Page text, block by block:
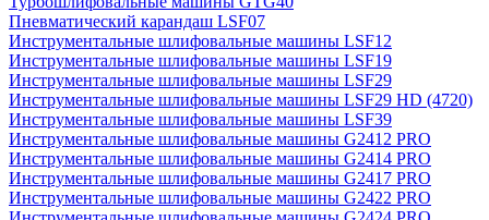
Пневматический карандаш LSF07
Инструментальные шлифовальные машины LSF12
Инструментальные шлифовальные машины LSF19
Инструментальные шлифовальные машины LSF29
Инструментальные шлифовальные машины LSF29 HD (4720)
Инструментальные шлифовальные машины LSF39
Инструментальные шлифовальные машины G2412 PRO
Инструментальные шлифовальные машины G2414 PRO
Инструментальные шлифовальные машины G2417 PRO
Инструментальные шлифовальные машины G2422 PRO